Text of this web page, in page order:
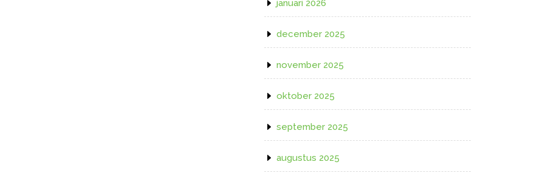
januari 2026
december 2025
november 2025
oktober 2025
september 2025
augustus 2025